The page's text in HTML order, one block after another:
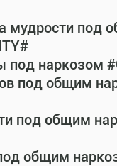
мудрости под
под наркозом
под общим
под общим
общим